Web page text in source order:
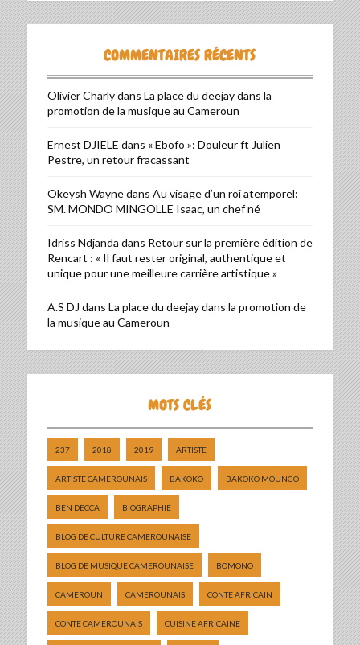
COMMENTAIRES RÉCENTS
Olivier Charlydans La place du deejay dans la
promotion de la musique au Cameroun
Ernest DJIELE dans « Ebofo »: Douleur ft Julien
Pestre, un retour fracassant
Okeysh Waynedans Au visage d’un roi atemporel:
SM. MONDO MINGOLLE Isaac, un chef né
Idriss Ndjanda dans Retour sur la première édition de
Rencart : « Il faut rester original, authentique et
unique pour une meilleure carrière artistique »
A.S DJ dans La place du deejay dans la promotion de
la musique au Cameroun
MOTS CLÉS
237 2018 2019 ARTISTE
ARTISTE CAMEROUNAIS BAKOKO BAKOKO MOUNGO
BEN DECCA BIOGRAPHIE
BLOG DE CULTURE CAMEROUNAISE
BLOG DE MUSIQUE CAMEROUNAISE BOMONO
CAMEROUN CAMEROUNAIS CONTE AFRICAIN
CONTE CAMEROUNAIS CUISINE AFRICAINE